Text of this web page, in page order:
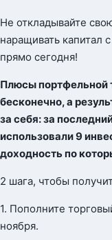
Не откладывайте
наращивать капитал
прямо сегодня!
Плюсы портфельной
бесконечно, а
за себя: за
использовали 9
доходность по
2 шага, чтобы
1. Пополните
ноября.